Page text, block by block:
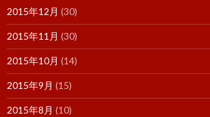
2015年12月 (30)
2015年11月 (30)
2015年10月 (14)
2015年9月 (15)
2015年8月 (10)